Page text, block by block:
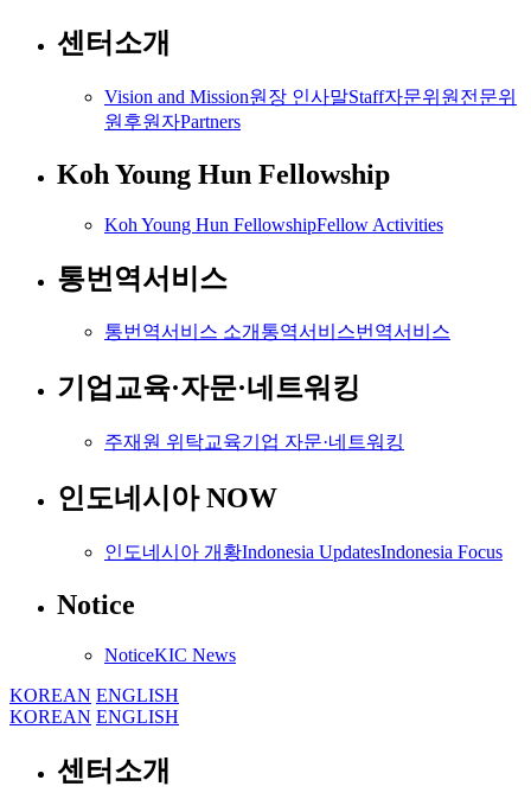
센터소개
Vision and Mission원장 인사말Staff자문위원 전문위
원 후원자Partners
Koh Young Hun Fellowship
Koh Young Hun FellowshipFellow Activities
통번역서비스
통번역서비스 소개 통역서비스번역서비스
기업교육·자문·네트워킹
주재원 위탁교육기업 자문·네트워킹
인도네시아 NOW
인도네시아 개황Indonesia UpdatesIndonesia Focus
Notice
NoticeKIC News
KOREAN ENGLISH
KOREAN ENGLISH
센터소개